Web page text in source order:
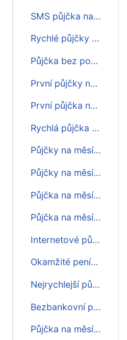
SMS půjčka na měsíc ihned
Rychlé půjčky na měsíc ještě dnes
Půjčka bez poplatku
První půjčky na měsíc zdarma
První půjčka na měsíc zdarma
Rychlá půjčka na měsíc přes internet
Půjčky na měsíc pro osvč
Půjčky na měsíc přes sms
Půjčka na měsíc na měsíc
Půjčka na měsíc s nejnižším úrokem
Internetové půjčky na měsíc
Okamžité peníze na měsíc
Nejrychlejší půjčka na měsíc
Bezbankovní půjčky na měsíc
Půjčka na měsíc do 15 minut